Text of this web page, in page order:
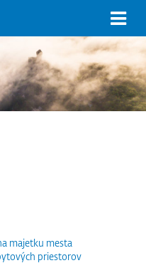
majetku mesta
priestorov